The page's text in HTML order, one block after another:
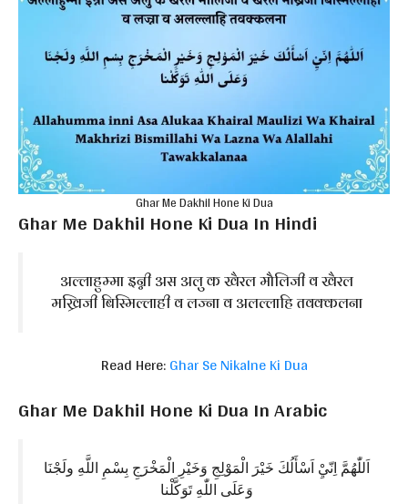
Ghar Me Dakhil Hone Ki Dua
Ghar Me Dakhil Hone Ki Dua In Hindi
अल्लाहुम्मा इन्नी अस अलु क खैरल मौलिजी व खैरल
मख्रिजी बिस्मिल्लाही व लज्ना व अलल्लाहि तवक्कलना
Read Here:Ghar Se Nikalne Ki Dua
Ghar Me Dakhil Hone Ki Dua In Arabic
اَللّٰهُمَّ اِنّيِْ اَسْأَلُكَ خَيْرَ الْمَوْلِجِ وَخَيْرِ الْمَخْرَجِ بِسْمِ اللَّهِ ولَجْنَا
وَعَلَى اللّٰهِ تَوَكَّلْنا